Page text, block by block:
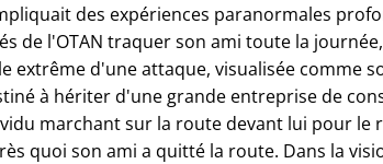
des expériences paranormales
de l'OTAN traquer son ami toute la
extrême d'une attaque, visualisée comme
à hériter d'une grande entreprise de
marchant sur la route devant lui pour le
quoi son ami a quitté la route. Dans la